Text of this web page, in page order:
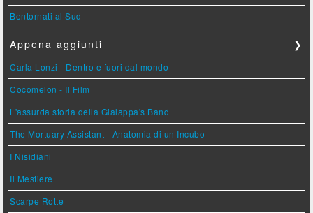
Bentornati al Sud
Appena aggiunti ❯
Carla Lonzi - Dentro e fuori dal mondo
Cocomelon - Il Film
L'assurda storia della Gialappa's Band
The Mortuary Assistant - Anatomia di un Incubo
I Nisidiani
Il Mestiere
Scarpe Rotte